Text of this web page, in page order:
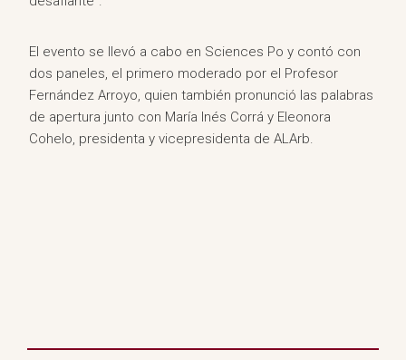
El evento se llevó a cabo en Sciences Po y contó con
dos paneles, el primero moderado por el Profesor
Fernández Arroyo, quien también pronunció las palabras
de apertura junto con María Inés Corrá y Eleonora
Cohelo, presidenta y vicepresidenta de ALArb.